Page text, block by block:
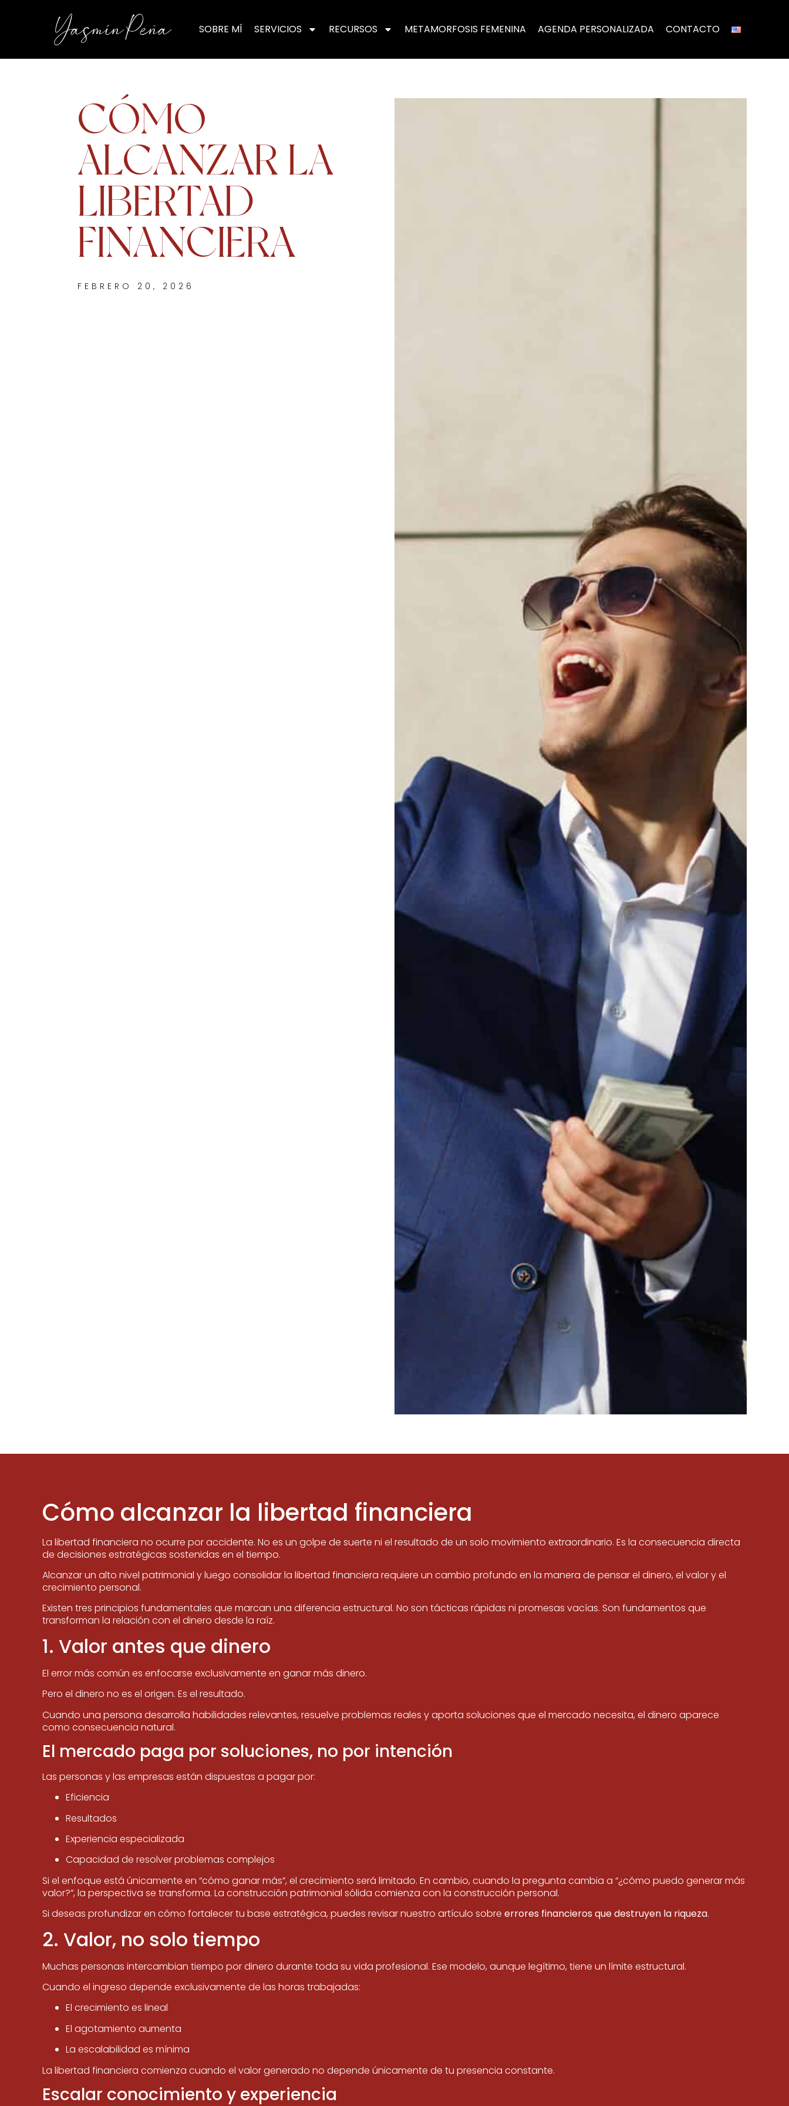
SOBRE MÍ SERVICIOS RECURSOS METAMORFOSIS FEMENINA AGENDA PERSONALIZADA CONTACTO
CÓMO
ALCANZAR LA
LIBERTAD
FINANCIERA
FEBRERO 20, 2026
Cómo alcanzar la libertad financiera
La libertad financiera no ocurre por accidente. No es un golpe de suerte ni el resultado de un solo movimiento extraordinario. Es la consecuencia directa
de decisiones estratégicas sostenidas en el tiempo.
Alcanzar un alto nivel patrimonial y luego consolidar la libertad financiera requiere un cambio profundo en la manera de pensar el dinero, el valor y el
crecimiento personal.
Existen tres principios fundamentales que marcan una diferencia estructural. No son tácticas rápidas ni promesas vacías. Son fundamentos que
transforman la relación con el dinero desde la raíz.
1. Valor antes que dinero
El error más común es enfocarse exclusivamente en ganar más dinero.
Pero el dinero no es el origen. Es el resultado.
Cuando una persona desarrolla habilidades relevantes, resuelve problemas reales y aporta soluciones que el mercado necesita, el dinero aparece
como consecuencia natural.
El mercado paga por soluciones, no por intención
Las personas y las empresas están dispuestas a pagar por:
Eficiencia
Resultados
Experiencia especializada
Capacidad de resolver problemas complejos
Si el enfoque está únicamente en “cómo ganar más”, el crecimiento será limitado. En cambio, cuando la pregunta cambia a “¿cómo puedo generar más
valor?”, la perspectiva se transforma. La construcción patrimonial sólida comienza con la construcción personal.
Si deseas profundizar en cómo fortalecer tu base estratégica, puedes revisar nuestro artículo sobre errores financieros que destruyen la riqueza.
2. Valor, no solo tiempo
Muchas personas intercambian tiempo por dinero durante toda su vida profesional. Ese modelo, aunque legítimo, tiene un límite estructural.
Cuando el ingreso depende exclusivamente de las horas trabajadas:
El crecimiento es lineal
El agotamiento aumenta
La escalabilidad es mínima
La libertad financiera comienza cuando el valor generado no depende únicamente de tu presencia constante.
Escalar conocimiento y experiencia